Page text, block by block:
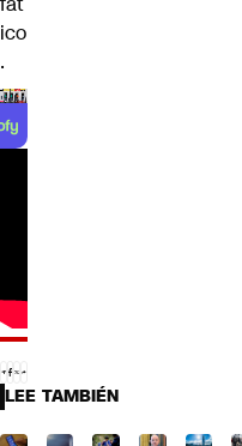
ico
.
LEE TAMBIÉN